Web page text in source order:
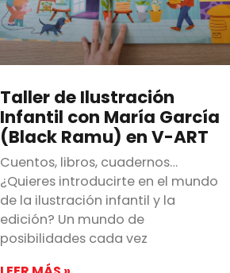
Taller de Ilustración
Infantil con María García
(Black Ramu) en V-ART
Cuentos, libros, cuadernos…
¿Quieres introducirte en el mundo
de la ilustración infantil y la
edición? Un mundo de
posibilidades cada vez